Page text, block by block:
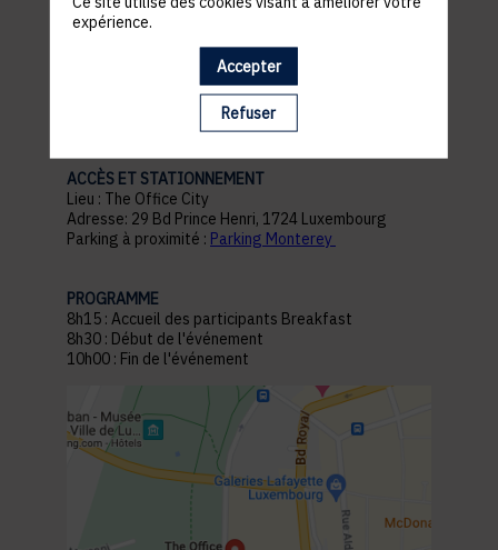
Informations
pratiques
ACCÈS ET STATIONNEMENT
Lieu : The Office City
Adresse: 29 Bd Prince Henri, 1724 Luxembourg
Parking à proximité : Parking Monterey
PROGRAMME
8h15 : Accueil des participants Breakfast
8h30 : Début de l'événement
10h00 : Fin de l'événement
expérience.
Accepter
Refuser